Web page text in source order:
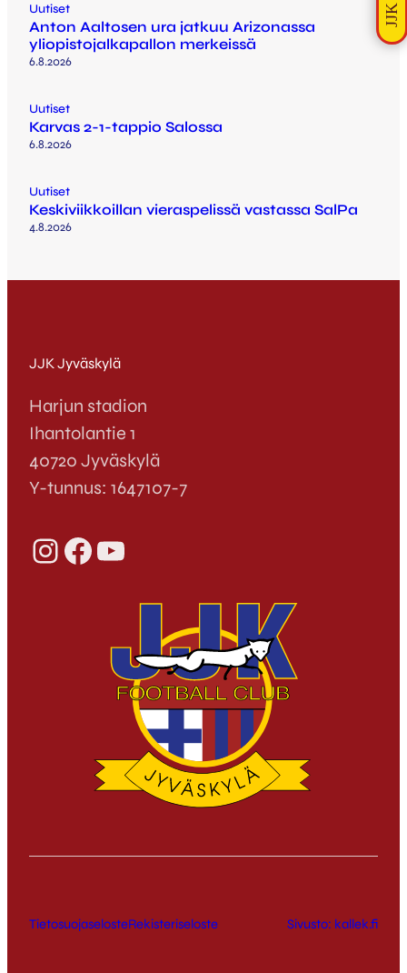
Uutiset
Anton Aaltosen ura jatkuu Arizonassa
yliopistojalkapallon merkeissä
6.8.2026
Uutiset
Karvas 2-1-tappio Salossa
6.8.2026
Uutiset
Keskiviikkoillan vieraspelissä vastassa SalPa
4.8.2026
JJK Jyväskylä
Harjun stadion
Ihantolantie 1
40720 Jyväskylä
Y-tunnus: 1647107-7
InstagramFacebook YouTube
TietosuojaselosteRekisteriseloste Sivusto: kallek.fi